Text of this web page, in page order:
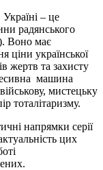
Україні – це
радянського
Воно має
ціни української
жертв та захисту
машина
мистецьку
тоталітаризму.
напрямки серії
цих